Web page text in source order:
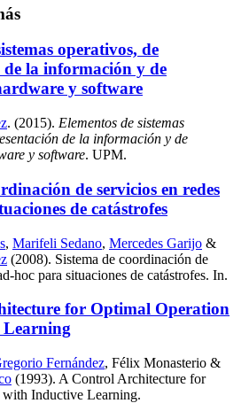
operativos, de
de la información y de
y software
. (2015). Elementos de sistemas
de la información y de
y software. UPM.
de servicios en redes
de catástrofes
, Marifeli Sedano, Mercedes Garijo &
(2008). Sistema de coordinación de
hoc para situaciones de catástrofes. In.
for Optimal Operation
Fernández, Félix Monasterio &
(1993). A Control Architecture for
Inductive Learning.